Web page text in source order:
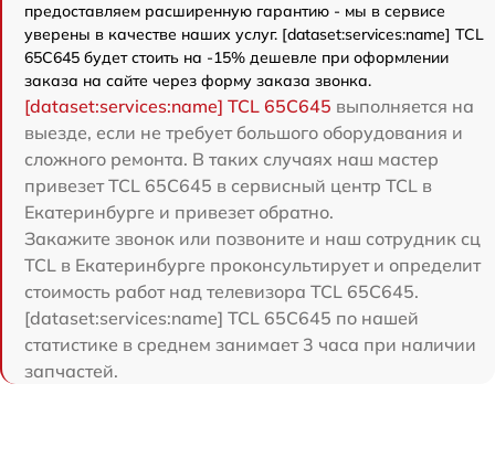
предоставляем расширенную гарантию - мы в сервисе
уверены в качестве наших услуг. [dataset:services:name] TCL
65C645 будет стоить на -15% дешевле при оформлении
заказа на сайте через форму заказа звонка.
[dataset:services:name] TCL 65C645 выполняется на
выезде, если не требует большого оборудования и
сложного ремонта. В таких случаях наш мастер
привезет TCL 65C645 в сервисный центр TCL в
Екатеринбурге и привезет обратно.
Закажите звонок или позвоните и наш сотрудник сц
TCL в Екатеринбурге проконсультирует и определит
стоимость работ над телевизора TCL 65C645.
[dataset:services:name] TCL 65C645 по нашей
статистике в среднем занимает 3 часа при наличии
запчастей.